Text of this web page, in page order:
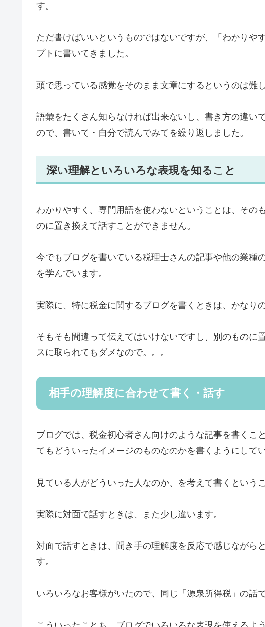
す。
ただ書けばいいというものではないですが、「わかりや
プトに書いてきました。
頭で思っている感覚をそのまま文章にするというのは難し
語彙をたくさん知らなければ出来ないし、書き方の違い
ので、書いて・自分で読んでみてを繰り返しました。
深い理解といろいろな表現を知ること
わかりやすく、専門用語を使わないということは、その
のに置き換えて話すことができません。
今でもブログを書いている税理士さんの記事や他の業種
を学んでいます。
実際に、特に税金に関するブログを書くときは、かなり
そもそも間違って伝えてはいけないですし、別のものに
スに取られてもダメなので。。。
相手の理解度に合わせて書く・話す
ブログでは、税金初心者さん向けのような記事を書くこ
てもどういったイメージのものなのかを書くようにしてい
見ている人がどういった人なのか、を考えて書くという
実際に対面で話すときは、また少し違います。
対面で話すときは、聞き手の理解度を反応で感じながら
す。
いろいろなお客様がいたので、同じ「源泉所得税」の話